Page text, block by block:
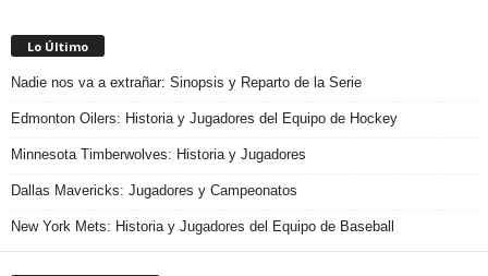
Lo Último
Nadie nos va a extrañar: Sinopsis y Reparto de la Serie
Edmonton Oilers: Historia y Jugadores del Equipo de Hockey
Minnesota Timberwolves: Historia y Jugadores
Dallas Mavericks: Jugadores y Campeonatos
New York Mets: Historia y Jugadores del Equipo de Baseball